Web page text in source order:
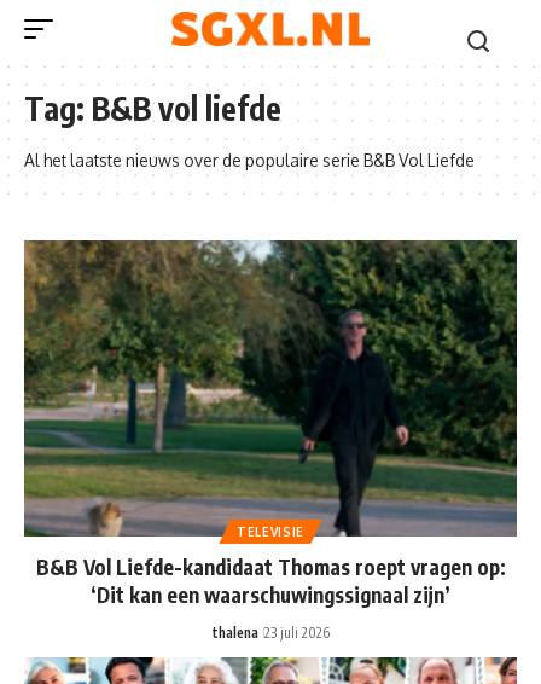
Tag: B&B vol liefde
Al het laatste nieuws over de populaire serie B&B Vol Liefde
TELEVISIE
B&B Vol Liefde-kandidaat Thomas roept vragen op:
‘Dit kan een waarschuwingssignaal zijn’
thalena 23 juli 2026